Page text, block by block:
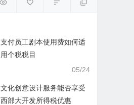
支付员工剧本使用费如何适
用个税税目
05/24
文化创意设计服务能否享受
西部大开发所得税优惠